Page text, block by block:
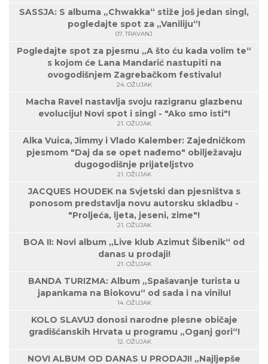
SASSJA: S albuma „Chwakka“ stiže još jedan singl,
pogledajte spot za „Vaniliju“!
07. TRAVANJ
Pogledajte spot za pjesmu „A što ću kada volim te“
s kojom će Lana Mandarić nastupiti na
ovogodišnjem Zagrebačkom festivalu!
24. OŽUJAK
Macha Ravel nastavlja svoju razigranu glazbenu
evoluciju! Novi spot i singl - "Ako smo isti"!
21. OŽUJAK
Alka Vuica, Jimmy i Vlado Kalember: Zajedničkom
pjesmom "Daj da se opet nađemo" obilježavaju
dugogodišnje prijateljstvo
21. OŽUJAK
JACQUES HOUDEK na Svjetski dan pjesništva s
ponosom predstavlja novu autorsku skladbu -
"Proljeća, ljeta, jeseni, zime"!
21. OŽUJAK
BOA II: Novi album „Live klub Azimut Šibenik“ od
danas u prodaji!
21. OŽUJAK
BANDA TURIZMA: Album „Spašavanje turista u
japankama na Biokovu“ od sada i na vinilu!
14. OŽUJAK
KOLO SLAVUJ donosi narodne plesne običaje
gradišćanskih Hrvata u programu „Oganj gori“!
12. OŽUJAK
NOVI ALBUM OD DANAS U PRODAJI! „Najljepše